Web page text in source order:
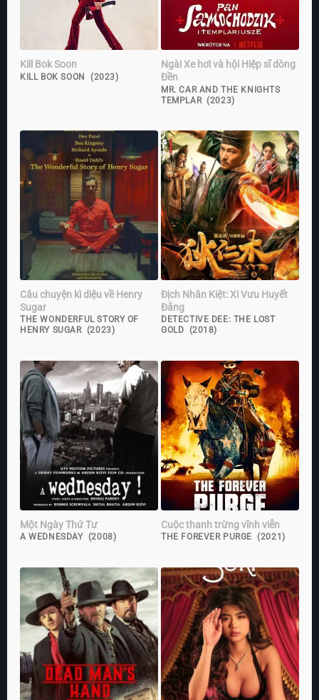
Kill Bok Soon
KILL BOK SOON (2023)
Ngài Xe hơi và hội Hiệp sĩ dòng
Đền
MR. CAR AND THE KNIGHTS
TEMPLAR (2023)
Câu chuyện kì diệu về Henry
Sugar
THE WONDERFUL STORY OF
HENRY SUGAR (2023)
Địch Nhân Kiệt: Xi Vưu Huyết
Đằng
DETECTIVE DEE: THE LOST
GOLD (2018)
Một Ngày Thứ Tư
A WEDNESDAY (2008)
Cuộc thanh trừng vĩnh viễn
THE FOREVER PURGE (2021)